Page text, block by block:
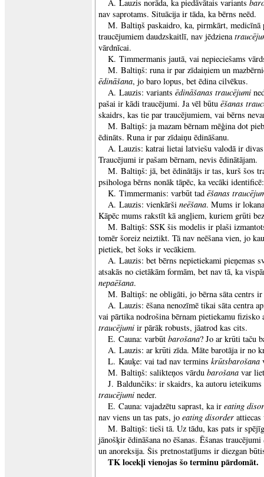
A. Lauzis norāda, ka piedāvātais variants
nav saprotams. Situācija ir tāda, ka bērns neēd.
M. Baltiņš paskaidro, ka, pirmkārt, medicīnā
traucējumiem daudzskaitlī, nav jēdziena
vārdnīcai.
K. Timmermanis jautā, vai nepieciešams
M. Baltiņš: runa ir par zīdaiņiem un
ēdināšana, jo baro lopus, bet ēdina cilvēkus.
A. Lauzis: variants ēdināšanas traucējumi
pašai ir kādi traucējumi. Ja vēl būtu ēšanas
skaidrs, kas tie par traucējumiem, vai bērns
M. Baltiņš: ja mazam bērnam mēģina dot
ēdināts. Runa ir par zīdaiņu ēdināšanu.
A. Lauzis: katrai lietai latviešu valodā ir
Traucējumi ir pašam bērnam, nevis ēdinātājam.
M. Baltiņš: jā, bet ēdinātājs ir tas, kurš šos
psihologa bērns nonāk tāpēc, ka vecāki
K. Timmermanis: varbūt tad ēšanas
A. Lauzis: vienkārši neēšana. Mums ir
Kāpēc mums rakstīt kā angļiem, kuriem grūti
M. Baltiņš: SSK šis modelis ir plaši
tomēr šoreiz neiztikt. Tā nav neēšana vien, jo
pietiek, bet šoks ir vecākiem.
A. Lauzis: bet bērns nepietiekami pieņemas
atsakās no cietākām formām, bet nav tā, ka
nepaēšana.
M. Baltiņš: ne obligāti, jo bērna sāta centrs
A. Lauzis: ēšana nenozīmē tikai sāta centra
vai pārtika nodrošina bērnam pietiekamu
traucējumi ir pārāk robusts, jāatrod kas cits.
E. Cauna: varbūt barošana? Jo ar krūti taču
A. Lauzis: ar krūti zīda. Māte barotāja ir no
L. Kauķe: vai tad nav termins krūtsbarošana
M. Baltiņš: salikteņos vārdu barošana var
J. Baldunčiks: ir skaidrs, ka autoru ieteikums
traucējumi neder.
E. Cauna: vajadzētu saprast, ka ir eating
nav viens un tas pats, jo eating disorder
M. Baltiņš: tieši tā. Uz tādu, kas pats ir
jānošķir ēdināšana no ēšanas. Ēšanas traucējumi
un anoreksija. Šis pretnostatījums ir diezgan
TK locekļi vienojas šo terminu pārdomāt.